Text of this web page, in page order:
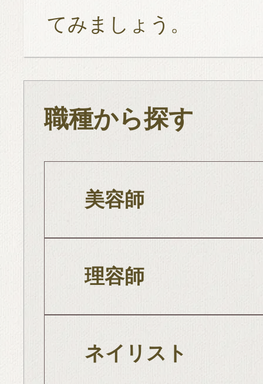
てみましょう。
職種から探す
美容師
理容師
ネイリスト